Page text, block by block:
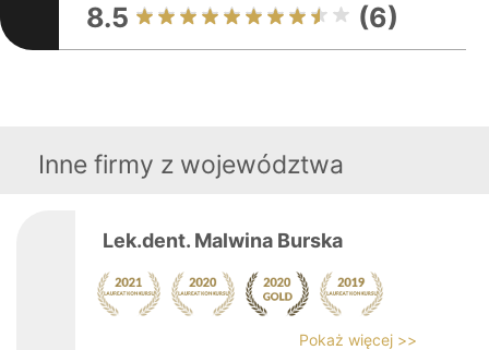
8.5 (6)
Inne firmy z województwa
Lek.dent. Malwina Burska
Pokaż więcej >>